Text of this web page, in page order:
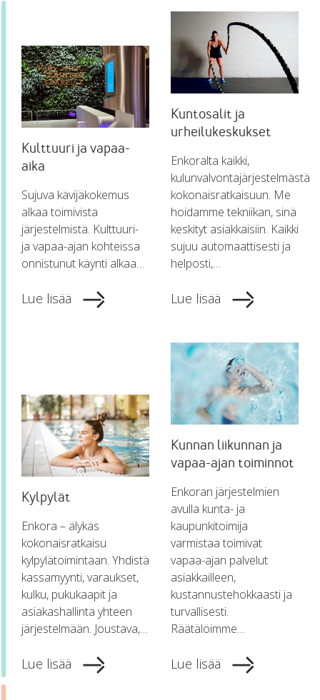
Kulttuuri ja vapaa-
aika
Sujuva kävijäkokemus
alkaa toimivista
järjestelmistä. Kulttuuri-
ja vapaa-ajan kohteissa
onnistunut käynti alkaa…
Lue lisää
Kuntosalit ja
urheilukeskukset
Enkoralta kaikki,
kulunvalvontajärjestelmästä
kokonaisratkaisuun. Me
hoidamme tekniikan, sinä
keskityt asiakkaisiin. Kaikki
sujuu automaattisesti ja
helposti,…
Lue lisää
Kylpylät
Enkora – älykäs
kokonaisratkaisu
kylpylätoimintaan. Yhdistä
kassamyynti, varaukset,
kulku, pukukaapit ja
asiakashallinta yhteen
järjestelmään. Joustava,…
Lue lisää
Kunnan liikunnan ja
vapaa-ajan toiminnot
Enkoran järjestelmien
avulla kunta- ja
kaupunkitoimija
varmistaa toimivat
vapaa-ajan palvelut
asiakkailleen,
kustannustehokkaasti ja
turvallisesti.
Räätälöimme…
Lue lisää